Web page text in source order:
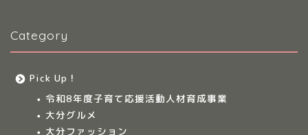
Category
Pick Up！
令和8年度子育て応援活動人材育成事業
大分グルメ
大分ファッション